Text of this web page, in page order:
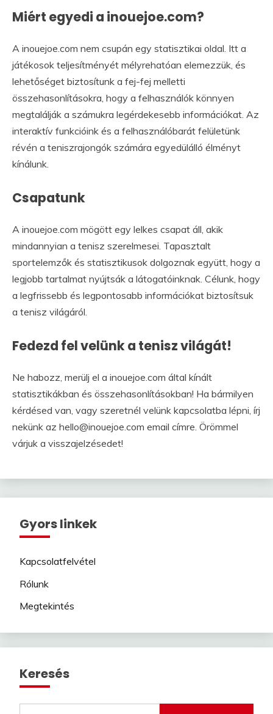
Miért egyedi a inouejoe.com?
A inouejoe.com nem csupán egy statisztikai oldal. Itt a
játékosok teljesítményét mélyrehatóan elemezzük, és
lehetőséget biztosítunk a fej-fej melletti
összehasonlításokra, hogy a felhasználók könnyen
megtalálják a számukra legérdekesebb információkat. Az
interaktív funkcióink és a felhasználóbarát felületünk
révén a teniszrajongók számára egyedülálló élményt
kínálunk.
Csapatunk
A inouejoe.com mögött egy lelkes csapat áll, akik
mindannyian a tenisz szerelmesei. Tapasztalt
sportelemzők és statisztikusok dolgoznak együtt, hogy a
legjobb tartalmat nyújtsák a látogatóinknak. Célunk, hogy
a legfrissebb és legpontosabb információkat biztosítsuk
a tenisz világáról.
Fedezd fel velünk a tenisz világát!
Ne habozz, merülj el a inouejoe.com által kínált
statisztikákban és összehasonlításokban! Ha bármilyen
kérdésed van, vagy szeretnél velünk kapcsolatba lépni, írj
nekünk az hello@inouejoe.com email címre. Örömmel
várjuk a visszajelzésedet!
Gyors linkek
Kapcsolatfelvétel
Rólunk
Megtekintés
Keresés